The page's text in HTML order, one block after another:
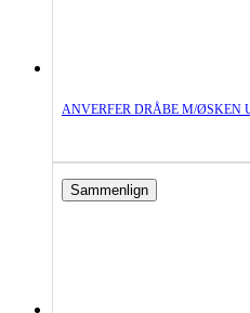
ANVERFER DRÅBE M/ØSKEN
Sammenlign